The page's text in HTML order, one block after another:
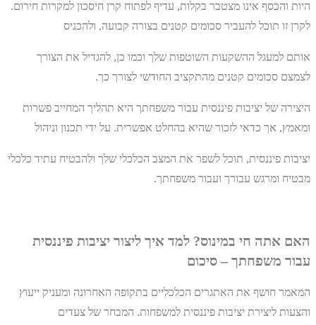
היות והכסף אינו מצטבר בקלות, עדיף לפתוח קרן חיסכון למקרות חירום.
לקרן זו תוכל להעביר סכומים קטנים בצורה קבועה, ולהכניס
אותם למעגל ההשקעות השוטפות שלך וכמו כן, להגדיל את הצורך
לצמצם סכומים קטנים מהתקציב החודשי לצורך כך.
היצירה של יציבות פיננסית עבור משפחתך היא תהליך המחייב פשרות
ומאמץ, אך כדאי לזכור שהיא בהחלט אפשרית. על ידי תכנון וניהול
יציבות פיננסית, תוכל לשפר את המצב הכלכלי שלך ולהבטיח עתיד כלכלי
מבטיח ומרגש עבורך ועבור משפחתך.
האם אתה חי במינוס? למד איך ליצור יציבות פיננסית
עבור משפחתך – סיכום
המאמר חושף את האתגרים הכלכליים בתקופה האחרונה ומעניק ייעוץ
והצעות ליצירת יציבות פיננסית למשפחות. המבחר של צעדים